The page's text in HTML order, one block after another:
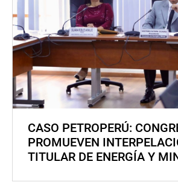
CASO PETROPERÚ:
PROMUEVEN
TITULAR DE ENERGÍA Y